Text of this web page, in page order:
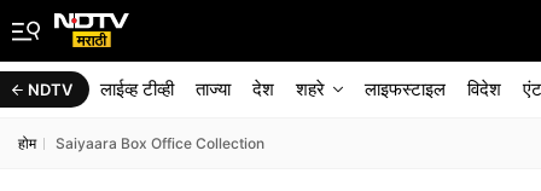
NDTV लाईव्ह टीव्ही ताज्या देश शहरे लाइफस्टाइल विदेश
होम Saiyaara Box Office Collection